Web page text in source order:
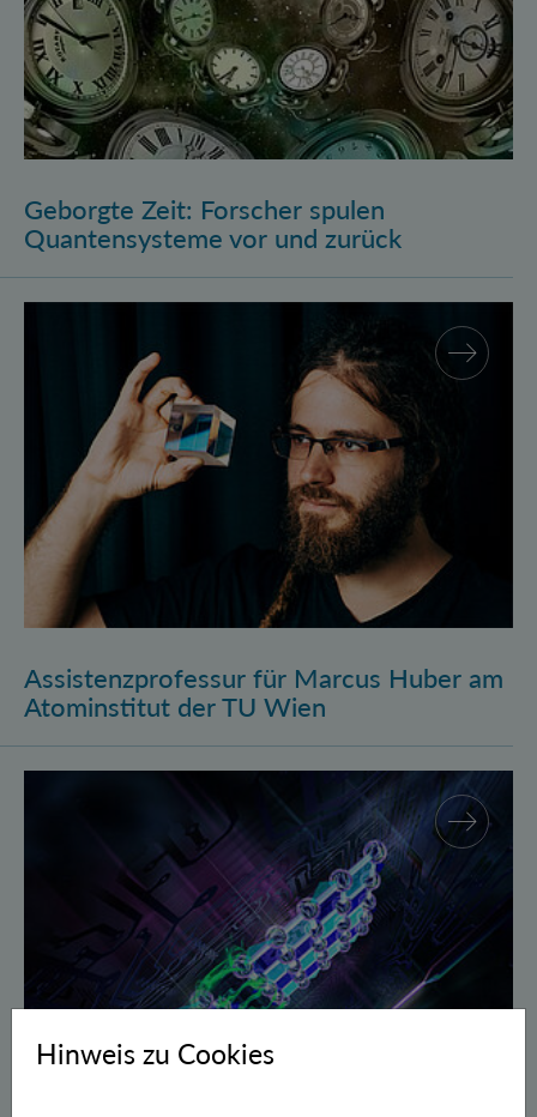
Geborgte Zeit: Forscher spulen
Quantensysteme vor und zurück
Assistenzprofessur für Marcus Huber am
Atominstitut der TU Wien
Gegen Fehler geschützte Quantenbits verschränkt
Hinweis zu Cookies